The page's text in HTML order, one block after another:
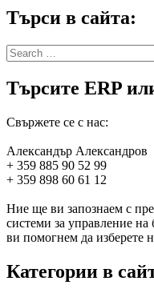
Търси в сайта:
Search
for:
Търсите ERP
Свържете се с нас:
Александър Александров
+ 359 885 90 52 99
+ 359 898 60 61 12
Ние ще ви запознаем с
системи за управление
ви помогнем да изберете
Категории в